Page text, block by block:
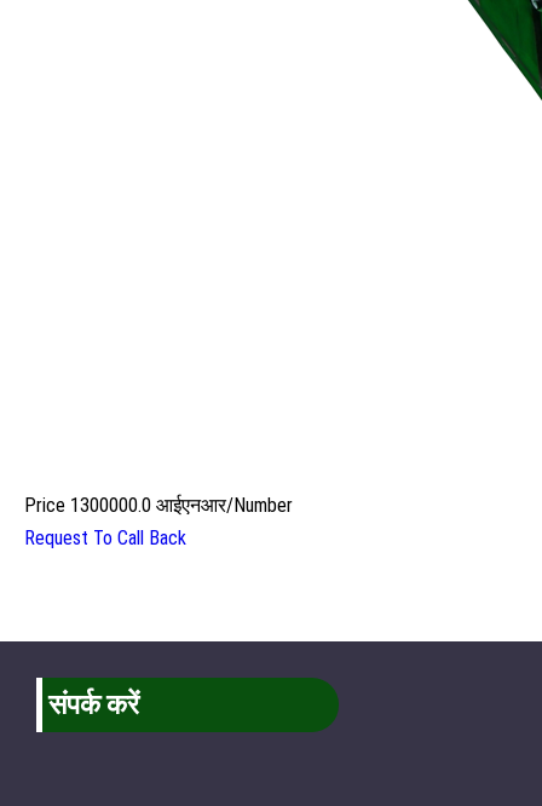
Price 1300000.0 आईएनआर/Number
Request To Call Back
संपर्क करें